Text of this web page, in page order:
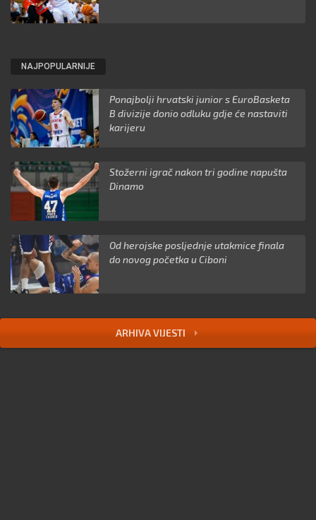
NAJPOPULARNIJE
Ponajbolji hrvatski junior s EuroBasketa
B divizije donio odluku gdje će nastaviti
karijeru
Stožerni igrač nakon tri godine napušta
Dinamo
Od herojske posljednje utakmice finala
do novog početka u Ciboni
ARHIVA VIJESTI